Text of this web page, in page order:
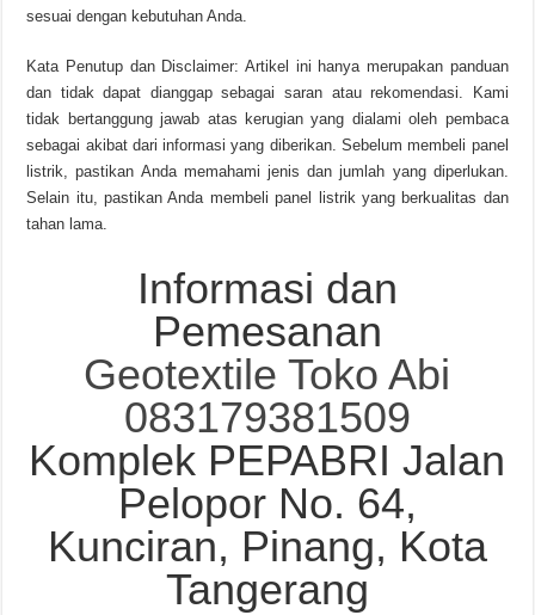
sesuai dengan kebutuhan Anda.
Kata Penutup dan Disclaimer: Artikel ini hanya merupakan panduan
dan tidak dapat dianggap sebagai saran atau rekomendasi. Kami
tidak bertanggung jawab atas kerugian yang dialami oleh pembaca
sebagai akibat dari informasi yang diberikan. Sebelum membeli panel
listrik, pastikan Anda memahami jenis dan jumlah yang diperlukan.
Selain itu, pastikan Anda membeli panel listrik yang berkualitas dan
tahan lama.
Informasi dan
Pemesanan
Geotextile Toko Abi
083179381509
Komplek PEPABRI Jalan
Pelopor No. 64,
Kunciran, Pinang, Kota
Tangerang